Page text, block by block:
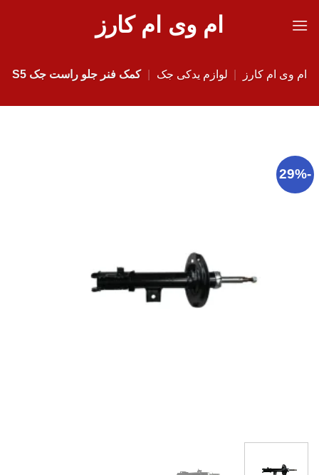
ام وی ام کارز
ام وی ام کارز لوازم یدکی جک کمک فنر جلو راست جک S5
-29%